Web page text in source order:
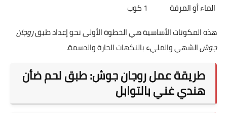
الماء أو المرقة
1 كوب
هذه المكونات الأساسية هي الخطوة الأولى نحو إعداد طبقروجان
جوشالشهي والمليء بالنكهات الحارة والدسمة.
طريقة عمل روجان جوش: طبق لحم ضأن
هندي غني بالتوابل